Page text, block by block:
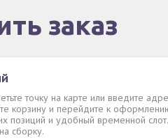
заказ
точку на карте или введите
корзину и перейдите к
позиций и удобный временной
сборку.